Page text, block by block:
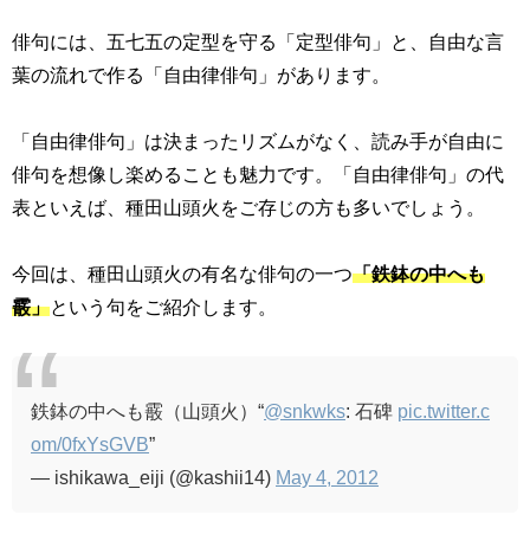
俳句には、五七五の定型を守る「定型俳句」と、自由な言
葉の流れで作る「自由律俳句」があります。
「自由律俳句」は決まったリズムがなく、読み手が自由に
俳句を想像し楽めることも魅力です。「自由律俳句」の代
表といえば、種田山頭火をご存じの方も多いでしょう。
今回は、種田山頭火の有名な俳句の一つ「鉄鉢の中へも
霰」という句をご紹介します。
鉄鉢の中へも霰（山頭火）“@snkwks: 石碑 pic.twitter.c
om/0fxYsGVB”
— ishikawa_eiji (@kashii14) May 4, 2012